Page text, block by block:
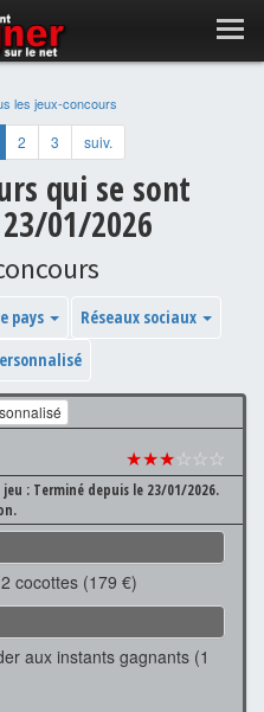
les jeux-concours
2 3 suiv.
qui se sont
01/2026
pays
Réseaux sociaux
★★★☆☆☆
jeu : Terminé depuis le 23/01/2026.
cocottes (179 €)
aux instants gagnants (1